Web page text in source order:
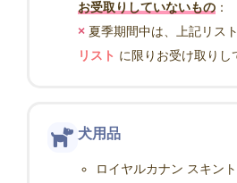
お受取りしていないもの：
×夏季期間中は、上記リス
リスト に限りお受け取りし
犬用品
ロイヤルカナン スキン